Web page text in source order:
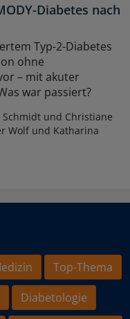
Diabetes nach
Typ-2-Diabetes
ohne
– mit akuter
war passiert?
und Christiane
Wolf und Katharina
Top-Thema
Diabetologie